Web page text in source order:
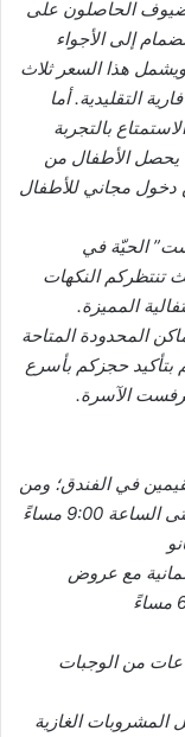
الحاصلون على
إلى الأجواء
الواحد، ويشمل هذا السعر ثلاث
التقليدية. أما
فيمكنهم الاستمتاع بالتجربة
فيما يحصل الأطفال من
خصم 50%، فضلاً عن دخول مجاني للأطفال
الحيّة في
تنتظركم النكهات
المميزة.
المحدودة المتاحة
بتأكيد حجزكم بأسرع
الآسرة.
للضيوف المقيمين في الفندق؛ ومن
مع عروض
من الوجبات
و20 عاماً، وتشمل المشروبات الغازية